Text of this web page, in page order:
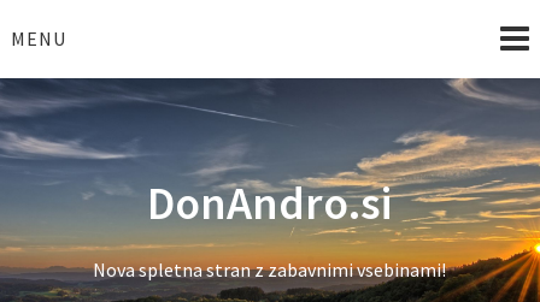
toMENU
DonAndro.si
Nova spletna stran z zabavnimi vsebinami!